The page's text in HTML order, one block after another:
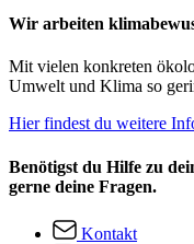
Wir arbeiten
Mit vielen konkreten
Umwelt und Klima so
Hier findest du weitere
Benötigst du Hilfe zu
gerne deine Fragen.
Kontakt